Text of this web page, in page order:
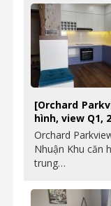
[Orchard
hình, view Q1,
Orchard
Nhuận Khu căn
trung…